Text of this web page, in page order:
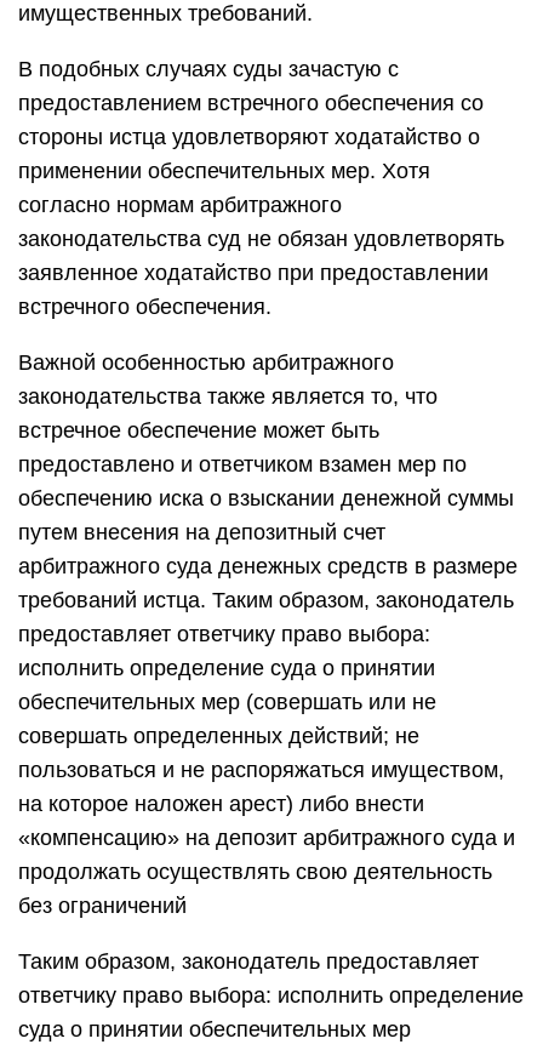
имущественных требований.
В подобных случаях суды зачастую с
предоставлением встречного обеспечения со
стороны истца удовлетворяют ходатайство о
применении обеспечительных мер. Хотя
согласно нормам арбитражного
законодательства суд не обязан удовлетворять
заявленное ходатайство при предоставлении
встречного обеспечения.
Важной особенностью арбитражного
законодательства также является то, что
встречное обеспечение может быть
предоставлено и ответчиком взамен мер по
обеспечению иска о взыскании денежной суммы
путем внесения на депозитный счет
арбитражного суда денежных средств в размере
требований истца. Таким образом, законодатель
предоставляет ответчику право выбора:
исполнить определение суда о принятии
обеспечительных мер (совершать или не
совершать определенных действий; не
пользоваться и не распоряжаться имуществом,
на которое наложен арест) либо внести
«компенсацию» на депозит арбитражного суда и
продолжать осуществлять свою деятельность
без ограничений
Таким образом, законодатель предоставляет
ответчику право выбора: исполнить определение
суда о принятии обеспечительных мер